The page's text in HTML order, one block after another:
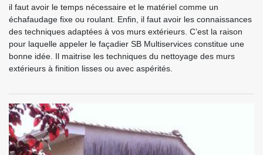
il faut avoir le temps nécessaire et le matériel comme un
échafaudage fixe ou roulant. Enfin, il faut avoir les connaissances
des techniques adaptées à vos murs extérieurs. C’est la raison
pour laquelle appeler le façadier SB Multiservices constitue une
bonne idée. Il maitrise les techniques du nettoyage des murs
extérieurs à finition lisses ou avec aspérités.